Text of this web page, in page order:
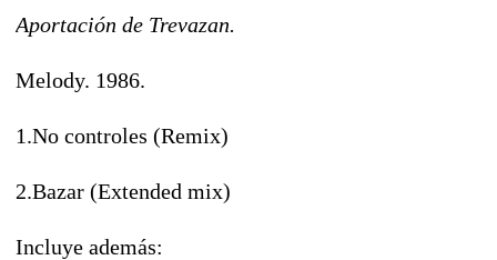
Aportación de Trevazan.
Melody. 1986.
1.No controles (Remix)
2.Bazar (Extended mix)
Incluye además: